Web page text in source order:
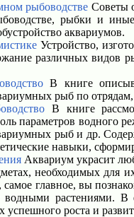
рыбоводстве Советы
рыбки и
аквариумов.
Устройство,
различных видов
В книге
рыб по
В книге
параметров водного
рыб и др.
навыки,
Аквариум украсит
необходимых для
главное, вы
растениями. В
успешного роста и